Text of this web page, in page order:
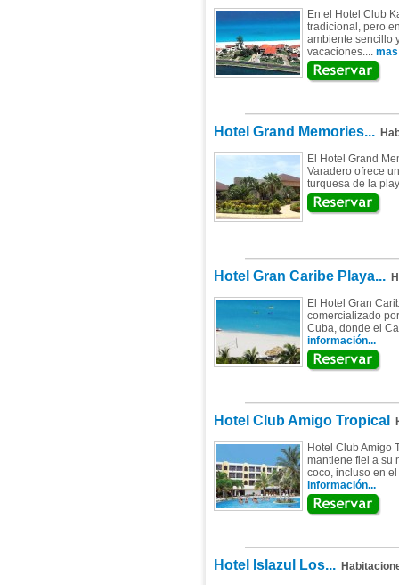
En el Hotel Club
tradicional, pero
ambiente sencillo
vacaciones....
Hotel Grand Memories...
El Hotel Grand
Varadero ofrece
turquesa de la
Hotel Gran Caribe Playa...
El Hotel Gran
comercializado
Cuba, donde el
información...
Hotel Club Amigo Tropical
Hotel Club Amigo
mantiene fiel a su
coco, incluso en
información...
Hotel Islazul Los...